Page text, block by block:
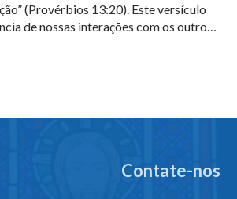
(Provérbios 13:20). Este versículo
de nossas interações com os outros
Contate-nos